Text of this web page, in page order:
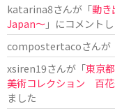
katarina8さんが「動
Japan〜」にコメント
compostertacoさんが
xsiren19さんが「東京
美術コレクション 百
ました